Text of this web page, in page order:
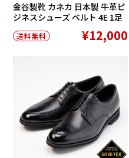
金谷製靴 カネカ 日本製 牛革ビ
ジネスシューズ ベルト 4E 1足
送料無料 ¥12,000